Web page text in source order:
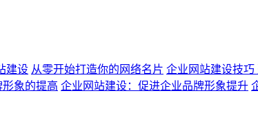
建设 从零开始打造你的网络名片 企业网站建设技
象的提高 企业网站建设：促进企业品牌形象提升